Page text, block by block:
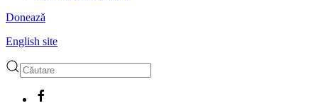
Donează
English site
for results.